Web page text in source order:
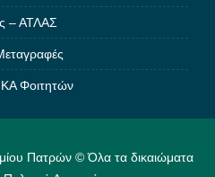
– ΑΤΛΑΣ
Φοιτητών
Πατρών © Όλα τα δικαιώματα